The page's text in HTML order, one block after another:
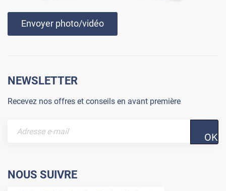
Envoyer photo/vidéo
NEWSLETTER
Recevez nos offres et conseils en avant première
OK
NOUS SUIVRE